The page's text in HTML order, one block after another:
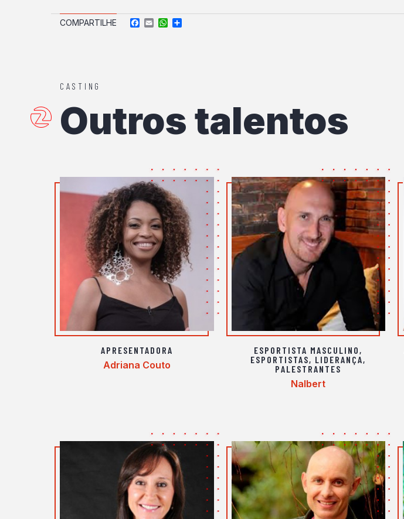
COMPARTILHE Facebook
EmailWhatsApp
CASTING
Outros talentos
APRESENTADORA
Adriana Couto
ESPORTISTA MASCULINO ,
ESPORTISTAS, LIDERANÇA,
PALESTRANTES
Nalbert